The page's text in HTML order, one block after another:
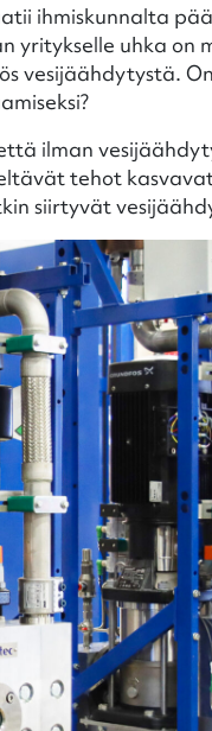
ihmiskunnalta
yritykselle uhka on
vesijäähdytystä.
ilman
tehot
siirtyvät